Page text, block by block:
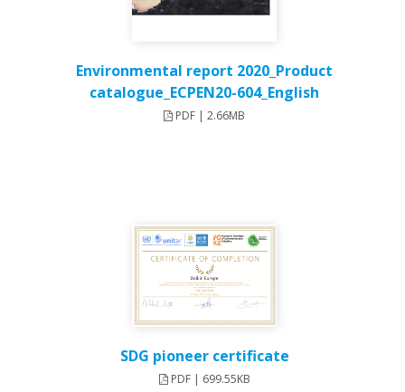
Environmental report 2020_Product
catalogue_ECPEN20-604_English
PDF | 2.66MB
SDG pioneer certificate
PDF | 699.55KB